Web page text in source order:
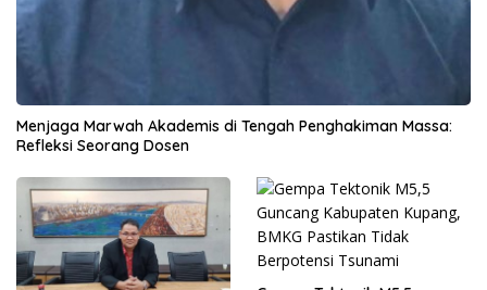
Menjaga Marwah Akademis di Tengah Penghakiman Massa:
Refleksi Seorang Dosen